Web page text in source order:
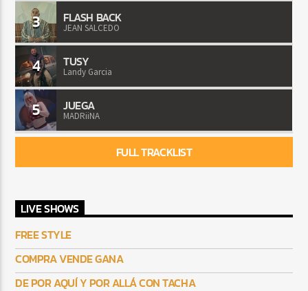
3 FLASH BACK
JEAN SALCEDO
4 TUSY
Landy Garcia
5 JUEGA
MADRiiNA
FULL TRACKLIST
LIVE SHOWS
FREE STYLE
COMPRA VENDE GANA
DE POR AQUÍ Y POR ALLÁ CON TACHA